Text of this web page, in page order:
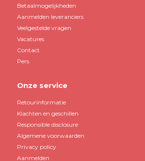
Betaalmogelijkheden
Aanmelden leveranciers
Veelgestelde vragen
Vacatures
Contact
Pers
Onze service
Retourinformatie
Klachten en geschillen
Responsible disclosure
Algemene voorwaarden
Privacy policy
Aanmelden